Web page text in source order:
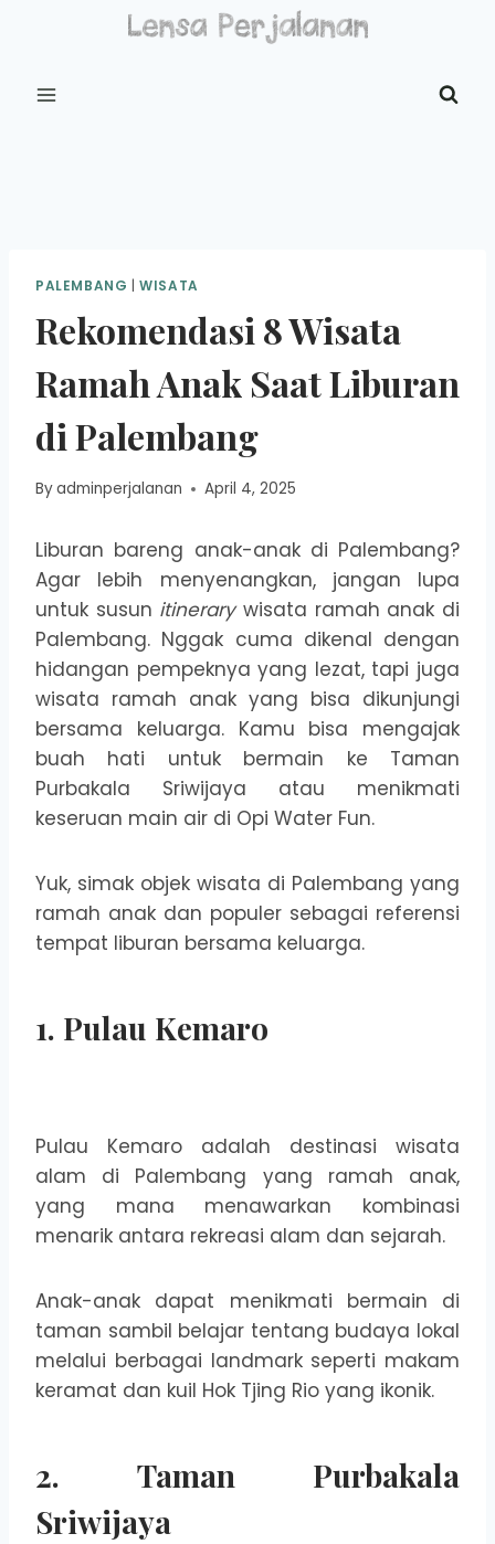
PALEMBANG |WISATA
Rekomendasi 8 Wisata
Ramah Anak Saat Liburan
di Palembang
Byadminperjalanan April 4, 2025
Liburan bareng anak-anak di Palembang?
Agar lebih menyenangkan, jangan lupa
untuk susun itinerarywisata ramah anak di
Palembang. Nggak cuma dikenal dengan
hidangan pempeknya yang lezat, tapi juga
wisata ramah anak yang bisa dikunjungi
bersama keluarga. Kamu bisa mengajak
buah hati untuk bermain ke Taman
Purbakala Sriwijaya atau menikmati
keseruan main air di Opi Water Fun.
Yuk, simak objek wisata di Palembang yang
ramah anak dan populer sebagai referensi
tempat liburan bersama keluarga.
1. Pulau Kemaro
Pulau Kemaro adalah destinasi wisata
alam di Palembang yang ramah anak,
yang mana menawarkan kombinasi
menarik antara rekreasi alam dan sejarah.
Anak-anak dapat menikmati bermain di
taman sambil belajar tentang budaya lokal
melalui berbagai landmark seperti makam
keramat dan kuil Hok Tjing Rio yang ikonik.
2. Taman Purbakala
Sriwijaya